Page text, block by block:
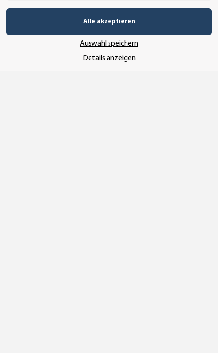
SSL-Verschlüsselung
Alle akzeptieren
Auswahl speichern
Details anzeigen